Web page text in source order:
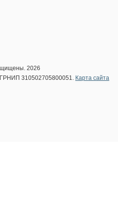
2026
310502705800051. Карта сайта